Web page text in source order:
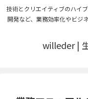
技術とクリエイティブのハイ
開発など、業務効率化やビジ
willeder |